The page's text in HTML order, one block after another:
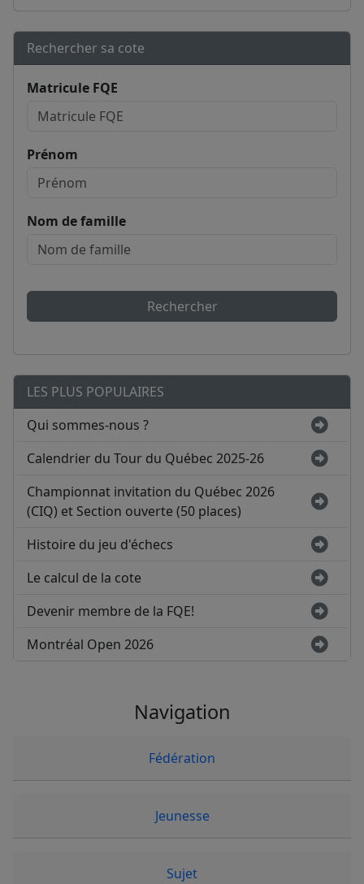
Rechercher sa cote
Matricule FQE
Prénom
Nom de famille
Rechercher
LES PLUS POPULAIRES
Qui sommes-nous ?
Calendrier du Tour du Québec 2025-26
Championnat invitation du Québec 2026
(CIQ) et Section ouverte (50 places)
Histoire du jeu d'échecs
Le calcul de la cote
Devenir membre de la FQE!
Montréal Open 2026
Navigation
Fédération
Jeunesse
Sujet